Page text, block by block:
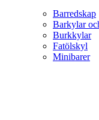
Barredskap
Barkylar
Burkkylar
Fatölskyl
Minibarer